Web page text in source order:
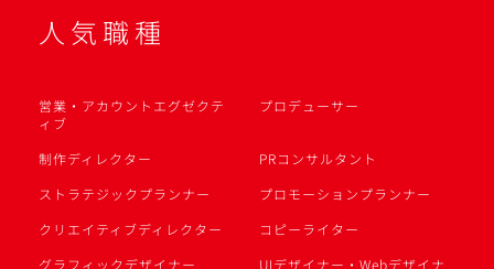
人気職種
営業・アカウントエグゼクテ
ィブ
プロデューサー
制作ディレクター
PRコンサルタント
ストラテジックプランナー
プロモーションプランナー
クリエイティブディレクター
コピーライター
グラフィックデザイナー
UIデザイナー・Webデザイナ